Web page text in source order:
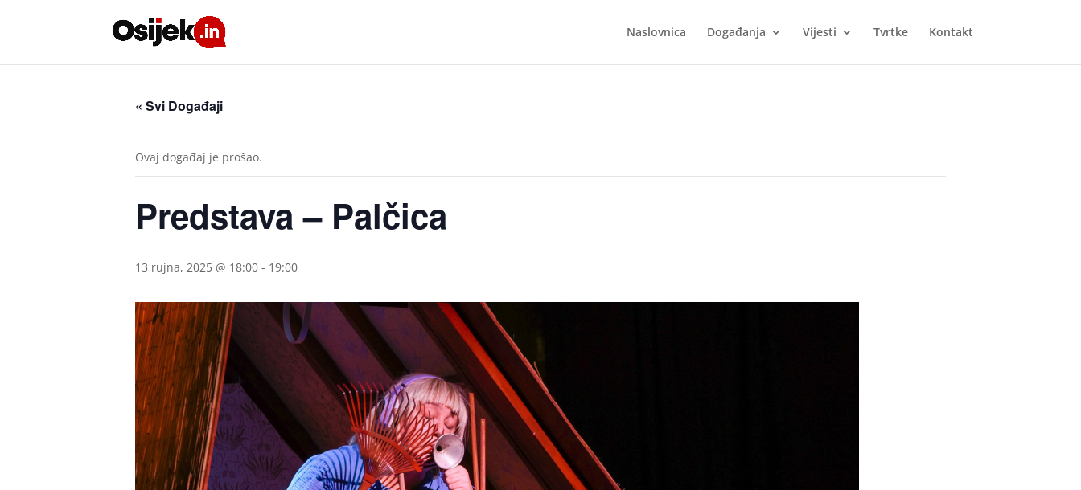
Naslovnica Događanja Vijesti Tvrtke Kontakt
« Svi Događaji
Ovaj događaj je prošao.
Predstava – Palčica
13 rujna, 2025 @ 18:00 - 19:00